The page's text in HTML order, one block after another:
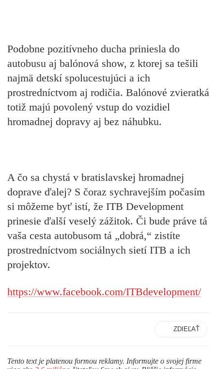
Podobne pozitívneho ducha priniesla do
autobusu aj balónová show, z ktorej sa tešili
najmä detskí spolucestujúci a ich
prostredníctvom aj rodičia. Balónové zvieratká
totiž majú povolený vstup do vozidiel
hromadnej dopravy aj bez náhubku.
A čo sa chystá v bratislavskej hromadnej
doprave ďalej? S čoraz sychravejším počasím
si môžeme byť istí, že ITB Development
prinesie ďalší veselý zážitok. Či bude práve tá
vaša cesta autobusom tá „dobrá,“ zistíte
prostredníctvom sociálnych sietí ITB a ich
projektov.
https://www.facebook.com/ITBdevelopment/
ZDIEĽAŤ
Tento text je platenou formou reklamy. Informujte o svojej firme